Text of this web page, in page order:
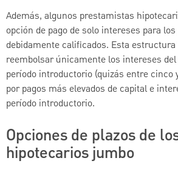
Además, algunos prestamistas
opción de pago de solo intereses para
debidamente calificados. Esta
reembolsar únicamente los intereses
período introductorio (quizás entre cinco
por pagos más elevados de capital e
período introductorio.
Opciones de plazos de
hipotecarios jumbo